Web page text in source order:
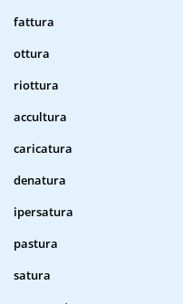
fattura
ottura
riottura
accultura
caricatura
denatura
ipersatura
pastura
satura